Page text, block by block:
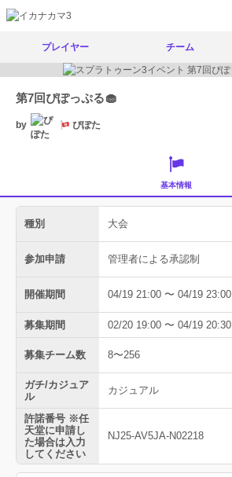
プレイヤー チーム
第7回ぴぽっぷる🧁
by ぴぽた
基本情報
種別 大会
参加申請 管理者による承認制
開催期間 04/19 21:00 〜 04/19 23:00
募集期間 02/20 19:00 〜 04/19 20:30
募集チーム数 8〜256
ガチ/カジュア
ル
カジュアル
許諾番号 ※任
天堂に申請し
た場合は入力
してください
NJ25-AV5JA-N02218